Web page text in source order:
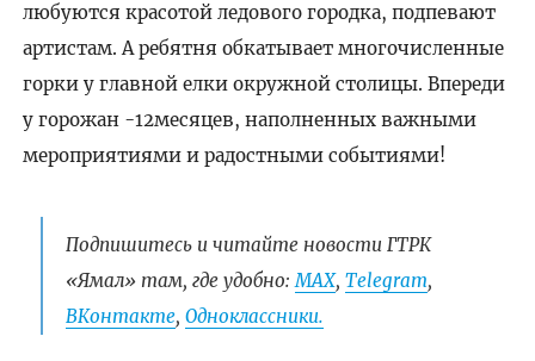
любуются красотой ледового городка, подпевают
артистам. А ребятня обкатывает многочисленные
горки у главной елки окружной столицы. Впереди
у горожан -12месяцев, наполненных важными
мероприятиями и радостными событиями!
Подпишитесь и читайте новости ГТРК
«Ямал» там, где удобно: МАХ, Telegram,
ВКонтакте, Одноклассники.